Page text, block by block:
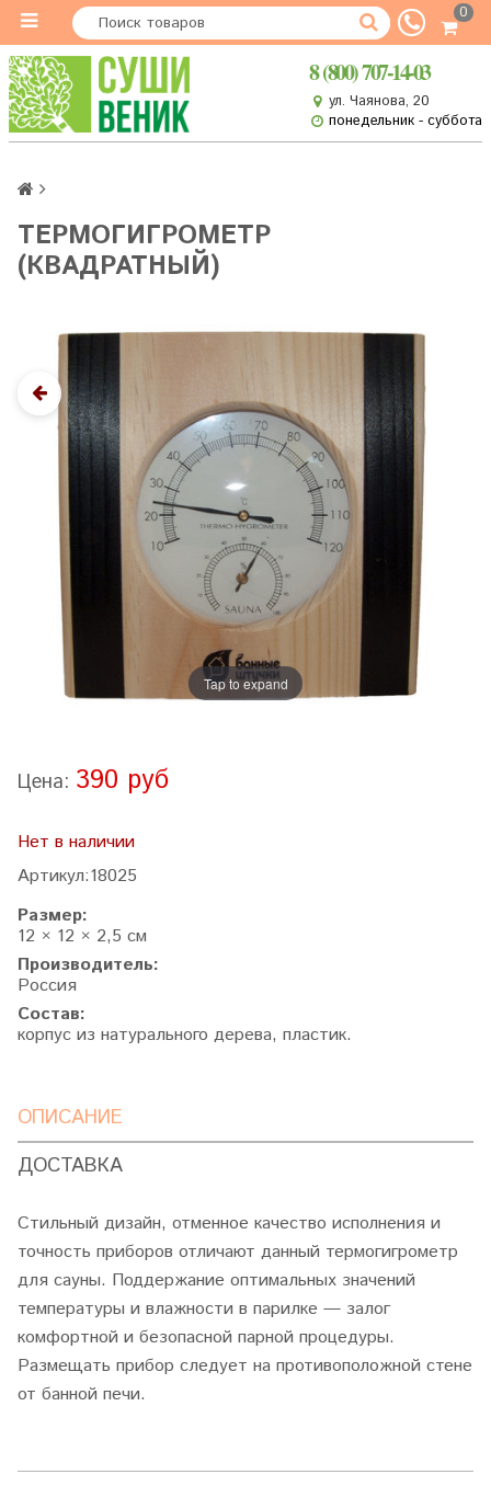
0
8 (800) 707-14-03
ул. Чаянова, 20
понедельник - суббота
ТЕРМОГИГРОМЕТР
(КВАДРАТНЫЙ)
Tap to expand
Цена: 390 руб
Нет в наличии
Артикул:18025
Размер:
12 × 12 × 2,5 см
Производитель:
Россия
Состав:
корпус из натурального дерева, пластик.
ОПИСАНИЕ
ДОСТАВКА
Стильный дизайн, отменное качество исполнения и
точность приборов отличают данный термогигрометр
для сауны. Поддержание оптимальных значений
температуры и влажности в парилке — залог
комфортной и безопасной парной процедуры.
Размещать прибор следует на противоположной стене
от банной печи.